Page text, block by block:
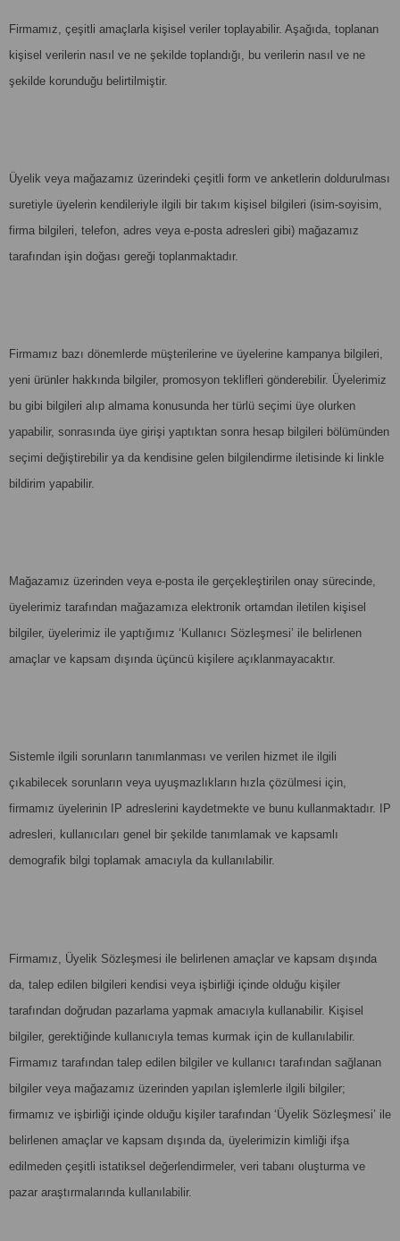
Firmamız, çeşitli amaçlarla kişisel veriler toplayabilir. Aşağıda, toplanan
kişisel verilerin nasıl ve ne şekilde toplandığı, bu verilerin nasıl ve ne
şekilde korunduğu belirtilmiştir.
Üyelik veya mağazamız üzerindeki çeşitli form ve anketlerin doldurulması
suretiyle üyelerin kendileriyle ilgili bir takım kişisel bilgileri (isim-soyisim,
firma bilgileri, telefon, adres veya e-posta adresleri gibi) mağazamız
tarafından işin doğası gereği toplanmaktadır.
Firmamız bazı dönemlerde müşterilerine ve üyelerine kampanya bilgileri,
yeni ürünler hakkında bilgiler, promosyon teklifleri gönderebilir. Üyelerimiz
bu gibi bilgileri alıp almama konusunda her türlü seçimi üye olurken
yapabilir, sonrasında üye girişi yaptıktan sonra hesap bilgileri bölümünden
seçimi değiştirebilir ya da kendisine gelen bilgilendirme iletisinde ki linkle
bildirim yapabilir.
Mağazamız üzerinden veya e-posta ile gerçekleştirilen onay sürecinde,
üyelerimiz tarafından mağazamıza elektronik ortamdan iletilen kişisel
bilgiler, üyelerimiz ile yaptığımız ‘Kullanıcı Sözleşmesi’ ile belirlenen
amaçlar ve kapsam dışında üçüncü kişilere açıklanmayacaktır.
Sistemle ilgili sorunların tanımlanması ve verilen hizmet ile ilgili
çıkabilecek sorunların veya uyuşmazlıkların hızla çözülmesi için,
firmamız üyelerinin IP adreslerini kaydetmekte ve bunu kullanmaktadır. IP
adresleri, kullanıcıları genel bir şekilde tanımlamak ve kapsamlı
demografik bilgi toplamak amacıyla da kullanılabilir.
Firmamız, Üyelik Sözleşmesi ile belirlenen amaçlar ve kapsam dışında
da, talep edilen bilgileri kendisi veya işbirliği içinde olduğu kişiler
tarafından doğrudan pazarlama yapmak amacıyla kullanabilir. Kişisel
bilgiler, gerektiğinde kullanıcıyla temas kurmak için de kullanılabilir.
Firmamız tarafından talep edilen bilgiler ve kullanıcı tarafından sağlanan
bilgiler veya mağazamız üzerinden yapılan işlemlerle ilgili bilgiler;
firmamız ve işbirliği içinde olduğu kişiler tarafından ‘Üyelik Sözleşmesi’ ile
belirlenen amaçlar ve kapsam dışında da, üyelerimizin kimliği ifşa
edilmeden çeşitli istatiksel değerlendirmeler, veri tabanı oluşturma ve
pazar araştırmalarında kullanılabilir.